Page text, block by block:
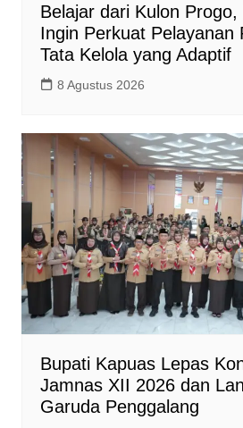
Belajar dari Kulon
Ingin Perkuat Pelayanan
Tata Kelola yang Adaptif
8 Agustus 2026
Bupati Kapuas Lepas
Jamnas XII 2026 dan
Garuda Penggalang